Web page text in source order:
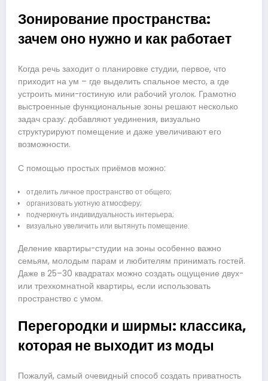
Зонирование пространства:
зачем оно нужно и как работает
Когда речь заходит о планировке студии, первое, что
приходит на ум – где выделить спальное место, а где
устроить мини-гостиную или рабочий уголок. Грамотно
выстроенные функциональные зоны решают несколько
задач сразу: добавляют уединения, визуально
структурируют помещение и даже увеличивают его
возможности.
С помощью простых приёмов можно:
отделить личное пространство от общего;
организовать уютную атмосферу;
подчеркнуть индивидуальность интерьера;
визуально увеличить или вытянуть помещение.
Деление квартиры-студии на зоны особенно важно
семьям, молодым парам и любителям принимать гостей.
Даже в 25–30 квадратах можно создать ощущение двух-
или трехкомнатной квартиры, если использовать
пространство с умом.
Перегородки и ширмы: классика,
которая не выходит из моды
Пожалуй, самый очевидный способ создать приватность